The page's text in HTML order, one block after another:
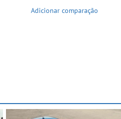
Adicionar comparação